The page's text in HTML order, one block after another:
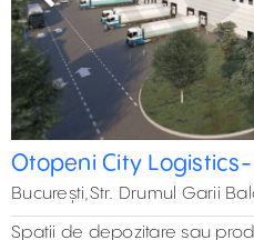
comun
500 m² - 2.000 m²
Previous
Hale de închiriat în
București, Nord,DN7
Spații industriale moderne de
Buftea, cu acces din drumul
mijloacele de transport în